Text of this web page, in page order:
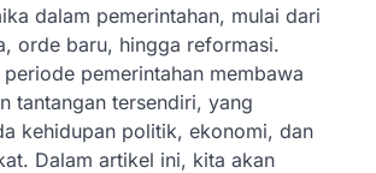
dalam pemerintahan, mulai dari
orde baru, hingga reformasi.
pemerintahan membawa
tantangan tersendiri, yang
kehidupan politik, ekonomi, dan
Dalam artikel ini, kita akan